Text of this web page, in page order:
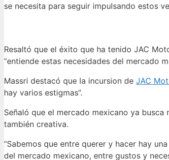
se necesita para seguir impulsando estos
Resaltó que el éxito que ha tenido JAC
“entiende estas necesidades del mercado
Massri destacó que la incursion de JAC
hay varios estigmas”.
Señaló que el mercado mexicano ya
también creativa.
“Sabemos que entre querer y hacer hay
del mercado mexicano, entre gustos y